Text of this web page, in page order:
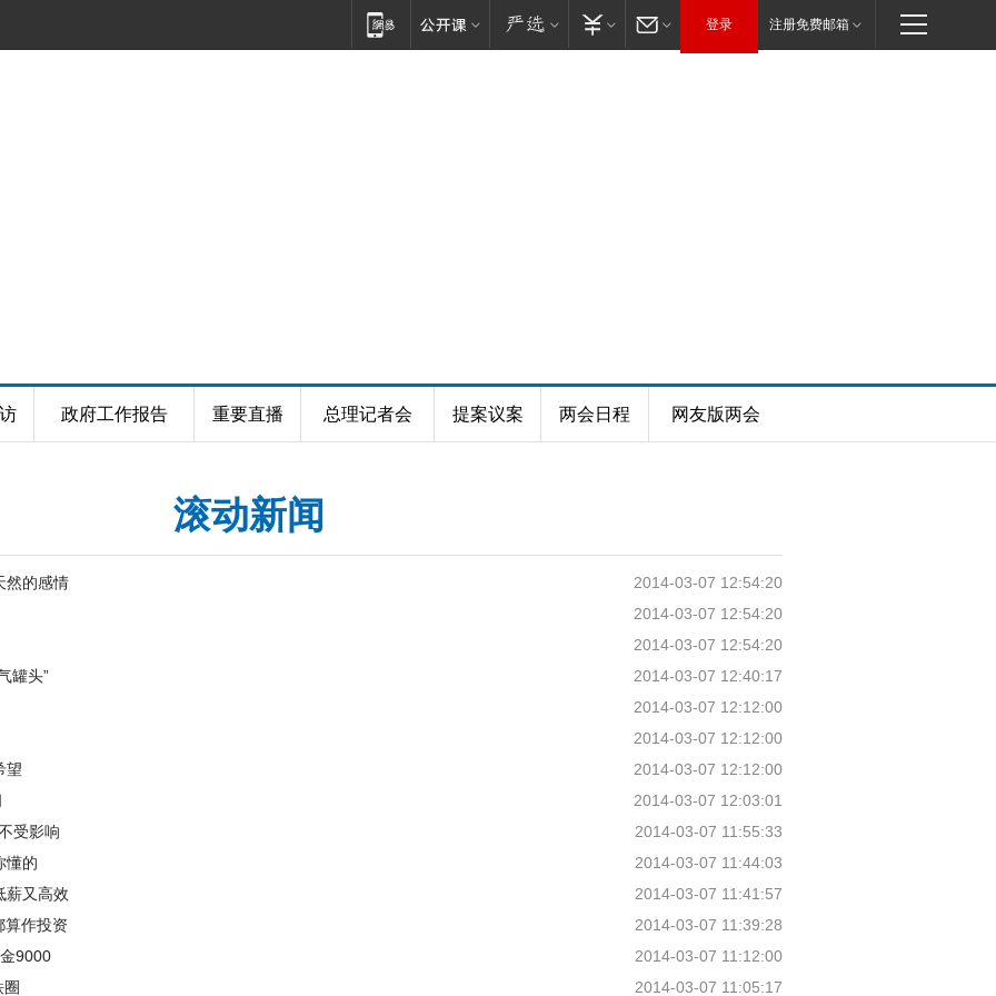
登录 注册免费邮箱
政府工作报告 重要直播 总理记者会 提案议案 两会日程 网友版两会
滚动新闻
2014-03-07 12:54:20
然的感情
2014-03-07 12:54:20
2014-03-07 12:54:20
2014-03-07 12:40:17
罐头”
2014-03-07 12:12:00
2014-03-07 12:12:00
2014-03-07 12:12:00
望
2014-03-07 12:03:01
2014-03-07 11:55:33
受影响
2014-03-07 11:44:03
懂的
2014-03-07 11:41:57
薪又高效
2014-03-07 11:39:28
算作投资
2014-03-07 11:12:00
9000
2014-03-07 11:05:17